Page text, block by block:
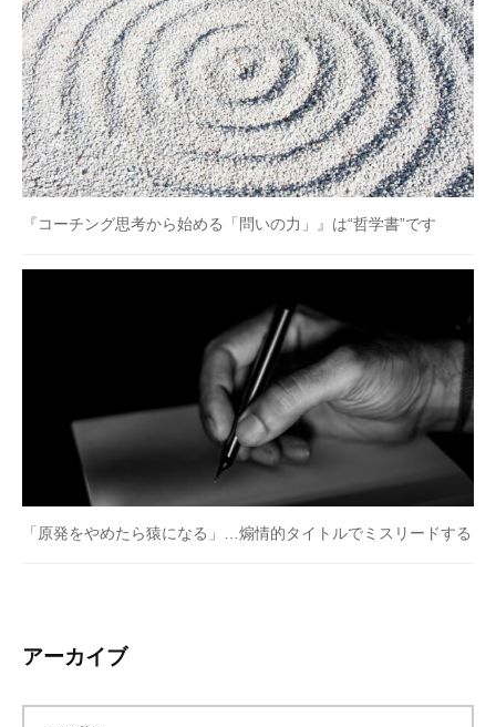
『コーチング思考から始める「問いの力」』は“哲学書”です
「原発をやめたら猿になる」…煽情的タイトルでミスリードする
アーカイブ